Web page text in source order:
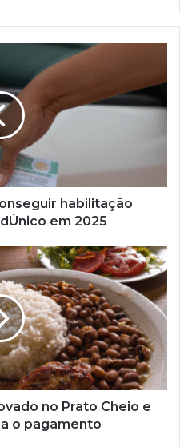
habilitação
em 2025
no Prato Cheio e
o pagamento